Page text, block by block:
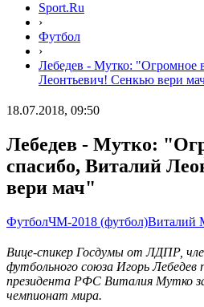
Sport.Ru
›
Футбол
›
Лебедев - Мутко: "Огромное
Леонтьевич! Сенкью вери
18.07.2018, 09:50
Лебедев - Мутко:
спасибо, Виталий
вери мач"
ФутболЧМ-2018 (футбол)Виталий
Вице-спикер Госдумы от ЛДПР,
футбольного союза Игорь Лебедев
президента РФС Виталия Мутко
чемпионат мира.